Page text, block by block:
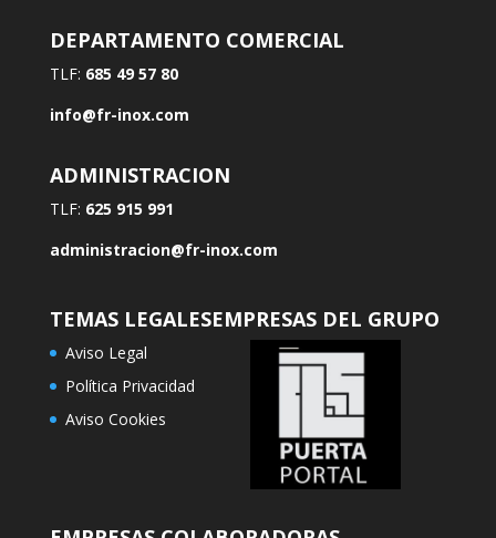
DEPARTAMENTO COMERCIAL
TLF: 685 49 57 80
info@fr-inox.com
ADMINISTRACION
TLF: 625 915 991
administracion@fr-inox.com
TEMAS LEGALES
Aviso Legal
Política Privacidad
Aviso Cookies
EMPRESAS DEL GRUPO